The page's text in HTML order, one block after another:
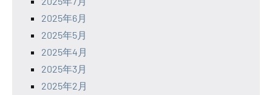
2025年6月
2025年5月
2025年4月
2025年3月
2025年2月